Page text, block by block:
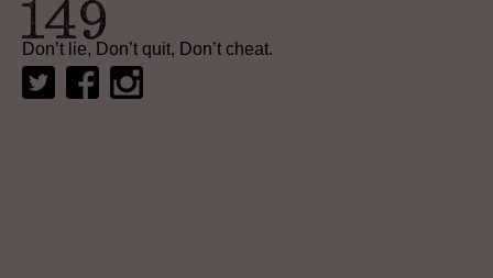
Don’t lie, Don’t quit, Don’t cheat.